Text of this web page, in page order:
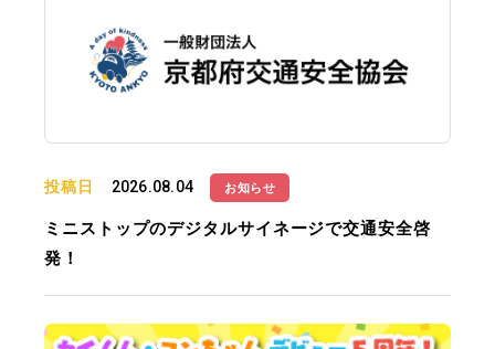
投稿日 2026.08.04 お知らせ
ミニストップのデジタルサイネージで交通安全啓
発！